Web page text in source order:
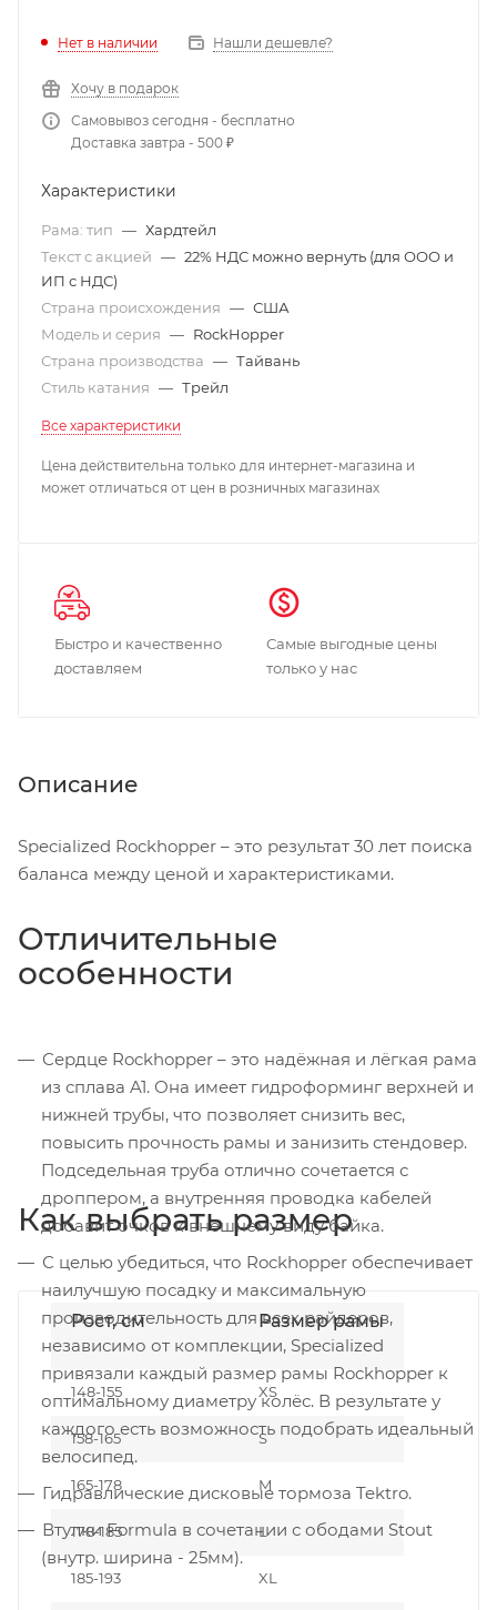
Нет в наличии Нашли дешевле?
Хочу в подарок
Самовывоз сегодня - бесплатно
Доставка завтра - 500 ₽
Характеристики
Рама: тип — Хардтейл
Текст с акцией — 22% НДС можно вернуть (для ООО и
ИП с НДС)
Страна происхождения — США
Модель и серия — RockHopper
Страна производства — Тайвань
Стиль катания — Трейл
Все характеристики
Цена действительна только для интернет-магазина и
может отличаться от цен в розничных магазинах
Быстро и качественно
доставляем
Самые выгодные цены
только у нас
Описание
Specialized Rockhopper – это результат 30 лет поиска
баланса между ценой и характеристиками.
Отличительные
особенности
Сердце Rockhopper – это надёжная и лёгкая рама
из сплава A1. Она имеет гидроформинг верхней и
нижней трубы, что позволяет снизить вес,
повысить прочность рамы и занизить стендовер.
Подседельная труба отлично сочетается с
дроппером, а внутренняя проводка кабелей
добавит очков к внешнему виду байка.
С целью убедиться, что Rockhopper обеспечивает
наилучшую посадку и максимальную
производительность для всех райдеров,
независимо от комплекции, Specialized
привязали каждый размер рамы Rockhopper к
оптимальному диаметру колёс. В результате у
каждого есть возможность подобрать идеальный
велосипед.
Гидравлические дисковые тормоза Tektro.
Втулки Formula в сочетании с ободами Stout
(внутр. ширина - 25мм).
Как выбрать размер
Рост, см Размер рамы
148-155 XS
158-165 S
165-178 M
178-185 L
185-193 XL